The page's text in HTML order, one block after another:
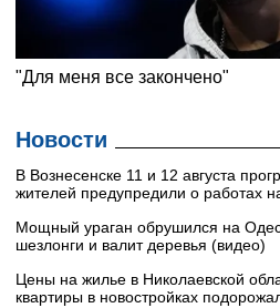
Новости
В Вознесенске 11 и 12 августа
жителей предупредили о работах
Мощный ураган обрушился на
шезлонги и валит деревья (видео)
Цены на жилье в Николаевской
квартиры в новостройках